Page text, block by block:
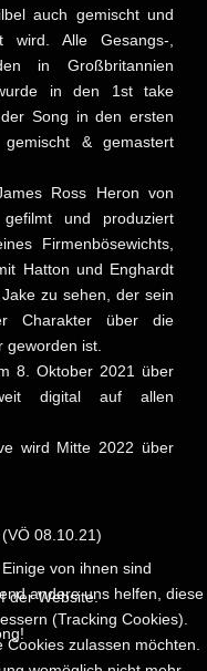
auch gemischt und
wird. Alle Gesangs-,
in Großbritannien
in den 1st take
Song in den ersten
& gemastert
Ross Heron von
und produziert
Firmenbösewichts,
Hatton und Enghardt
zu sehen, der sein
Charakter über die
ist.
8. Oktober 2021 über
digital auf allen
wird Mitte 2022 über
08.10.21)
der Website.
von ihnen sind
andere uns helfen, diese
(Tracking Cookies).
zulassen möchten.